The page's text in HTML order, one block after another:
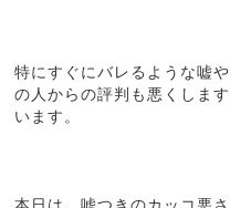
特にすぐにバレるような嘘
の人からの評判も悪くしま
います。
本日は、嘘つきのカッコ悪